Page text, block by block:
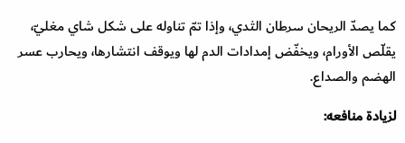
كما يصدّ الريحان سرطان الثدي، وإذا تمّ تناوله على شكل شاي مغليّ،
يقلّص الأورام، ويخفّض إمدادات الدم لها ويوقف انتشارها، ويحارب عسر
الهضم والصداع.
لزيادة منافعه: